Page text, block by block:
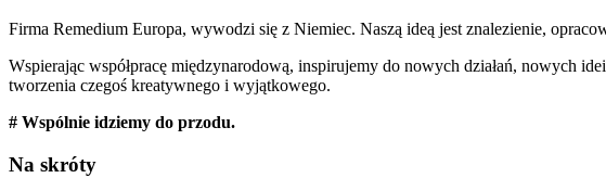
Firma Remedium Europa, wywodzi się z Niemiec. Naszą ideą jest znalezienie,
Wspierając współpracę międzynarodową, inspirujemy do nowych działań, nowych
tworzenia czegoś kreatywnego i wyjątkowego.
# Wspólnie idziemy do przodu.
Na skróty